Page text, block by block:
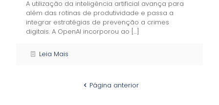
A utilização da inteligência artificial avança para
além das rotinas de produtividade e passa a
integrar estratégias de prevenção a crimes
digitais. A OpenAI incorporou ao […]
Leia Mais
Página anterior